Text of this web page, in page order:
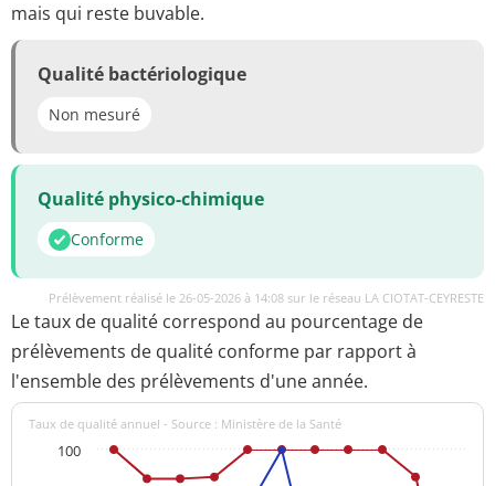
mais qui reste buvable.
Qualité bactériologique
Non mesuré
Qualité physico-chimique
Conforme
Prélèvement réalisé le 26-05-2026 à 14:08 sur le réseau LA CIOTAT-CEYRESTE
Le taux de qualité correspond au pourcentage de
prélèvements de qualité conforme par rapport à
l'ensemble des prélèvements d'une année.
Taux de qualité annuel - Source : Ministère de la Santé
100